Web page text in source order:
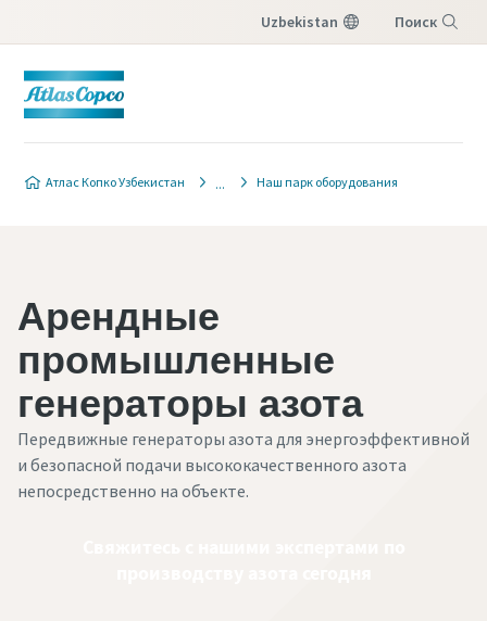
Uzbekistan Поиск
Атлас Копко Узбекистан Наш парк оборудования
Арендные
промышленные
генераторы азота
Передвижные генераторы азота для энергоэффективной
и безопасной подачи высококачественного азота
непосредственно на объекте.